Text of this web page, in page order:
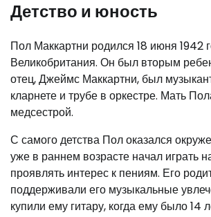
Детство и юность
Пол Маккартни родился 18 июня 1942
Великобритания. Он был вторым
отец, Джеймс Маккартни, был
кларнете и трубе в оркестре. Мать
медсестрой.
С самого детства Пол оказался
уже в раннем возрасте начал играть
проявлять интерес к пениям. Его
поддерживали его музыкальные
купили ему гитару, когда ему было 14